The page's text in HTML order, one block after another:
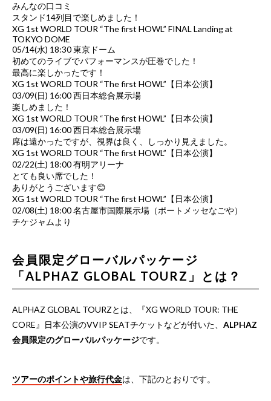
みんなの口コミ
スタンド14列目で楽しめました！
XG 1st WORLD TOUR “The first HOWL” FINAL Landing at
TOKYO DOME
05/14(水) 18:30 東京ドーム
初めてのライブでパフォーマンスが圧巻でした！
最高に楽しかったです！
XG 1st WORLD TOUR “The first HOWL”【日本公演】
03/09(日) 16:00 西日本総合展示場
楽しめました！
XG 1st WORLD TOUR “The first HOWL”【日本公演】
03/09(日) 16:00 西日本総合展示場
席は遠かったですが、視界は良く、しっかり見えました。
XG 1st WORLD TOUR “The first HOWL”【日本公演】
02/22(土) 18:00 有明アリーナ
とても良い席でした！
ありがとうございます😊
XG 1st WORLD TOUR “The first HOWL”【日本公演】
02/08(土) 18:00 名古屋市国際展示場（ポートメッセなごや）
チケジャムより
会員限定グローバルパッケージ
「ALPHAZ GLOBAL TOURZ」とは？
ALPHAZ GLOBAL TOURZとは、『XG WORLD TOUR: THE
CORE』日本公演のVVIP SEATチケットなどが付いた、 ALPHAZ
会員限定のグローバルパッケージです。
ツアーのポイントや旅行代金は、下記のとおりです。